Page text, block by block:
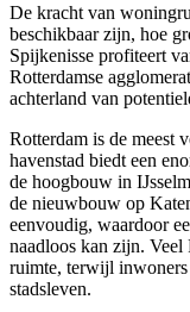
De kracht van
beschikbaar zijn, hoe
Spijkenisse profiteert
Rotterdamse
achterland van
Rotterdam is de meest
havenstad biedt een
de hoogbouw in
de nieuwbouw op
eenvoudig, waardoor
naadloos kan zijn. Veel
ruimte, terwijl inwoners
stadsleven.